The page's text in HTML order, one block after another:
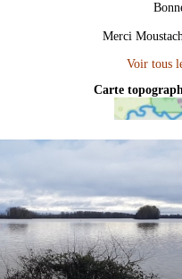
Merci
Carte